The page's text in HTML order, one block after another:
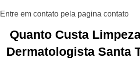
Quanto Custa
Dermatologista Santa